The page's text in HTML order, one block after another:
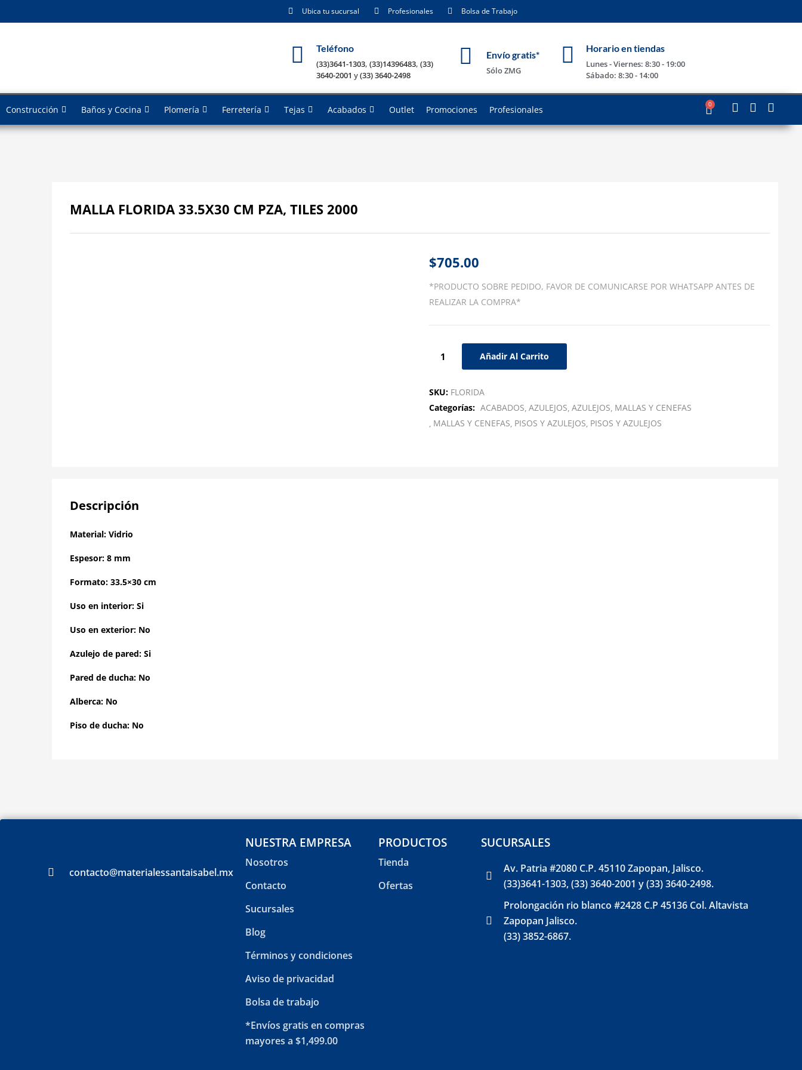
Ubica tu sucursal Profesionales Bolsa de Trabajo
Teléfono
(33)3641-1303, (33)14396483, (33)
3640-2001 y(33) 3640-2498
Envío gratis*
Sólo ZMG
Horario en tiendas
Lunes - Viernes: 8:30 - 19:00
Sábado: 8:30 - 14:00
Construcción Baños y Cocina Plomería Ferretería Tejas Acabados Outlet Promociones Profesionales 0
MALLA FLORIDA 33.5X30 CM PZA, TILES 2000
$705.00
*PRODUCTO SOBRE PEDIDO, FAVOR DE COMUNICARSE POR WHATSAPP ANTES DE
REALIZAR LA COMPRA*
Añadir Al Carrito
SKU: FLORIDA
Categorías: ACABADOS AZULEJOS AZULEJOS MALLAS Y CENEFAS
MALLAS Y CENEFAS PISOS Y AZULEJOS PISOS Y AZULEJOS
Descripción
Material: Vidrio
Espesor: 8 mm
Formato: 33.5×30 cm
Uso en interior: Si
Uso en exterior: No
Azulejo de pared: Si
Pared de ducha: No
Alberca: No
Piso de ducha: No
contacto@materialessantaisabel.mx
NUESTRA EMPRESA
Nosotros
Contacto
Sucursales
Blog
Términos y condiciones
Aviso de privacidad
Bolsa de trabajo
*Envíos gratis en compras
mayores a $1,499.00
PRODUCTOS
Tienda
Ofertas
SUCURSALES
Av. Patria #2080 C.P. 45110 Zapopan, Jalisco.
(33)3641-1303, (33) 3640-2001 y (33) 3640-2498.
Prolongación rio blanco #2428 C.P 45136 Col. Altavista
Zapopan Jalisco.
(33) 3852-6867.